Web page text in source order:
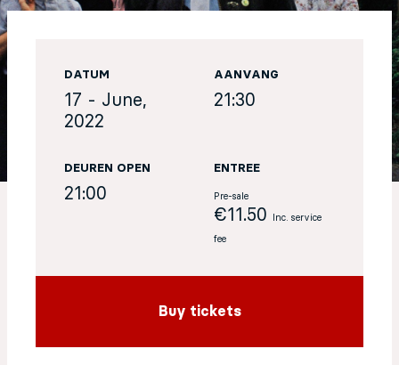
DATUM
17 - June,
2022
AANVANG
21:30
DEUREN OPEN
21:00
ENTREE
Pre-sale
€11.50 Inc. service
fee
Buy tickets